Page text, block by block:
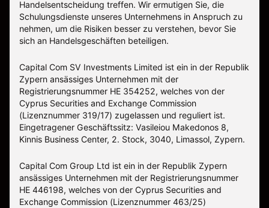
Handelsentscheidung treffen. Wir ermutigen Sie, die
Schulungsdienste unseres Unternehmens in Anspruch zu
nehmen, um die Risiken besser zu verstehen, bevor Sie
sich an Handelsgeschäften beteiligen.
Capital Com SV Investments Limited ist ein in der Republik
Zypern ansässiges Unternehmen mit der
Registrierungsnummer HE 354252, welches von der
Cyprus Securities and Exchange Commission
(Lizenznummer 319/17) zugelassen und reguliert ist.
Eingetragener Geschäftssitz: Vasileiou Makedonos 8,
Kinnis Business Center, 2. Stock, 3040, Limassol, Zypern.
Capital Com Group Ltd ist ein in der Republik Zypern
ansässiges Unternehmen mit der Registrierungsnummer
ΗΕ 446198, welches von der Cyprus Securities and
Exchange Commission (Lizenznummer 463/25)